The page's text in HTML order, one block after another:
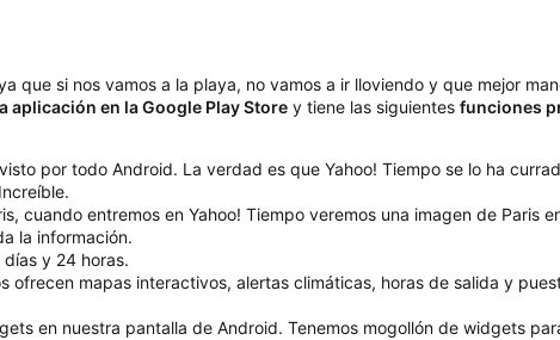
que si nos vamos a la playa, no vamos a ir lloviendo y que mejor
aplicación en la Google Play Store y tiene las siguientes funciones
por todo Android. La verdad es que Yahoo! Tiempo se lo ha
cuando entremos en Yahoo! Tiempo veremos una imagen de Paris
la información.
y 24 horas.
ofrecen mapas interactivos, alertas climáticas, horas de salida y
en nuestra pantalla de Android. Tenemos mogollón de widgets